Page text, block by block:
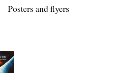
and flyers